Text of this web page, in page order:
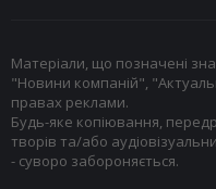
Матеріали, що позначені
"Новини компаній",
правах реклами.
Будь-яке копіювання,
творів та/або
- суворо забороняється.